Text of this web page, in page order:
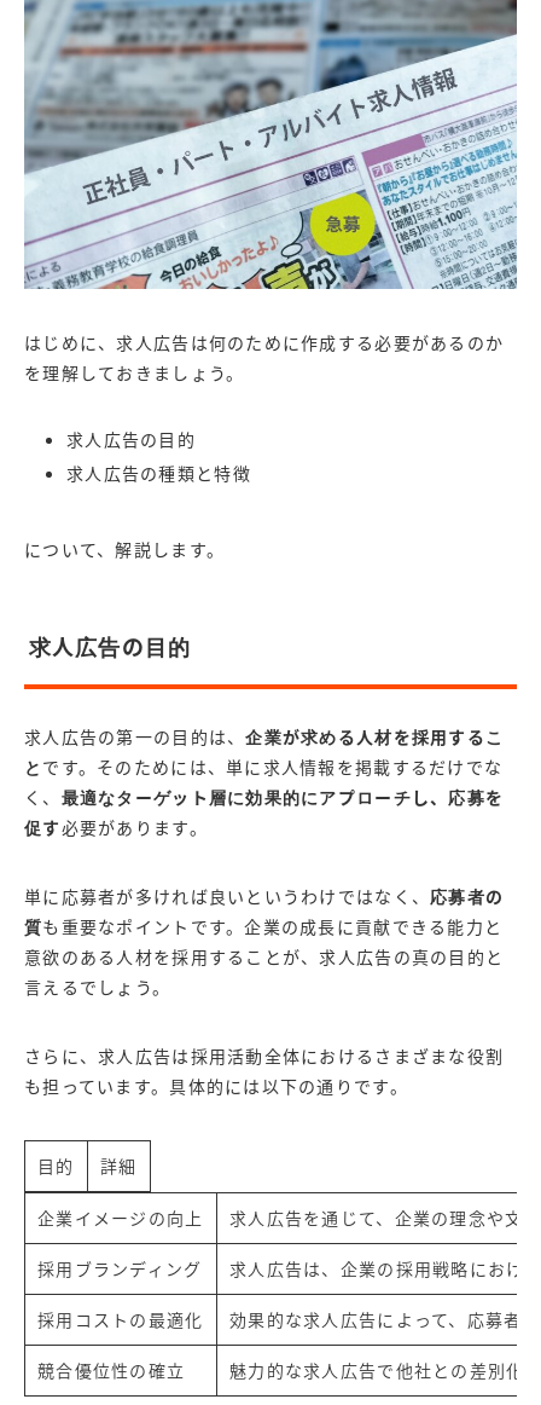
はじめに、求人広告は何のために作成する必要があるのか
を理解しておきましょう。
求人広告の目的
求人広告の種類と特徴
について、解説します。
求人広告の目的
求人広告の第一の目的は、企業が求める人材を採用するこ
と です。そのためには、単に求人情報を掲載するだけでな
く、 最適なターゲット層に効果的にアプローチし、応募を
促す必要があります。
単に応募者が多ければ良いというわけではなく、 応募者の
質も重要なポイントです。企業の成長に貢献できる能力と
意欲のある人材を採用することが、求人広告の真の目的と
言えるでしょう。
さらに、求人広告は採用活動全体におけるさまざまな役割
も担っています。具体的には以下の通りです。
目的 詳細
企業イメージの向上 求人広告を通じて、企業の理念や文
採用ブランディング 求人広告は、企業の採用戦略におけ
採用コストの最適化 効果的な求人広告によって、応募者
競合優位性の確立 魅力的な求人広告で他社との差別化